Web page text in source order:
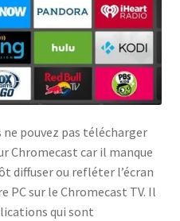
pouvez pas télécharger
Chromecast car il manque
diffuser ou refléter l’écran
PC sur le Chromecast TV. Il
qui sont